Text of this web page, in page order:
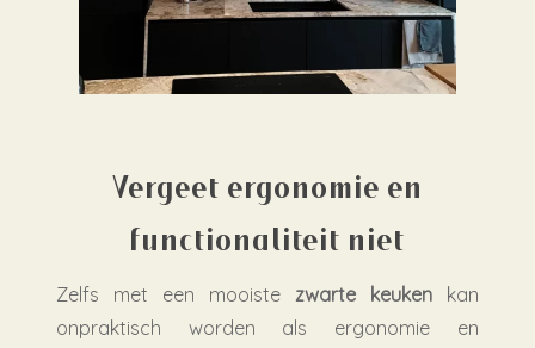
Vergeet ergonomie en
functionaliteit niet
Zelfs met een mooiste zwarte keuken kan
onpraktisch worden als ergonomie en